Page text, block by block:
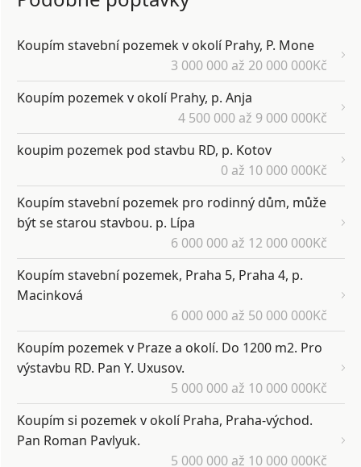
Koupím stavební pozemek v okolí Prahy, P. Mone
3 000 000 až 20 000 000Kč
Koupím pozemek v okolí Prahy, p. Anja
4 500 000 až 9 000 000Kč
koupim pozemek pod stavbu RD, p. Kotov
0 až 10 000 000Kč
Koupím stavební pozemek pro rodinný dům, může
být se starou stavbou. p. Lípa
6 000 000 až 12 000 000Kč
Koupím stavební pozemek, Praha 5, Praha 4, p.
Macinková
6 000 000 až 50 000 000Kč
Koupím pozemek v Praze a okolí. Do 1200 m2. Pro
výstavbu RD. Pan Y. Uxusov.
5 000 000 až 10 000 000Kč
Koupím si pozemek v okolí Praha, Praha-východ.
Pan Roman Pavlyuk.
5 000 000 až 10 000 000Kč